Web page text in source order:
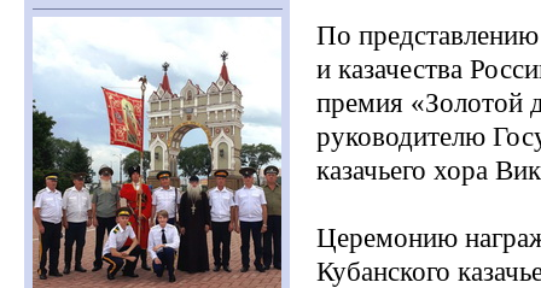
По
и казачества
премия «Золотой
руководителю
казачьего хора
Церемонию
Кубанского